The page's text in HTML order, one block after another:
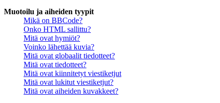
Muotoilu ja aiheiden tyypit
Mikä on BBCode?
Onko HTML sallittu?
Mitä ovat hymiöt?
Voinko lähettää kuvia?
Mitä ovat globaalit tiedotteet?
Mitä ovat tiedotteet?
Mitä ovat kiinnitetyt viestiketjut
Mitä ovat lukitut viestiketjut?
Mitä ovat aiheiden kuvakkeet?